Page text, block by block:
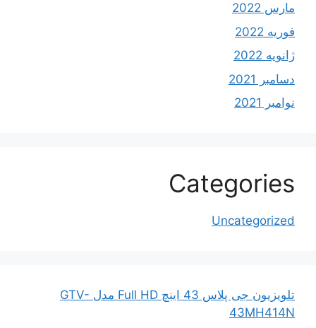
مارس 2022
فوریه 2022
ژانویه 2022
دسامبر 2021
نوامبر 2021
Categories
Uncategorized
تلویزیون جی پلاس 43 اینچ Full HD مدل GTV-
43MH414N